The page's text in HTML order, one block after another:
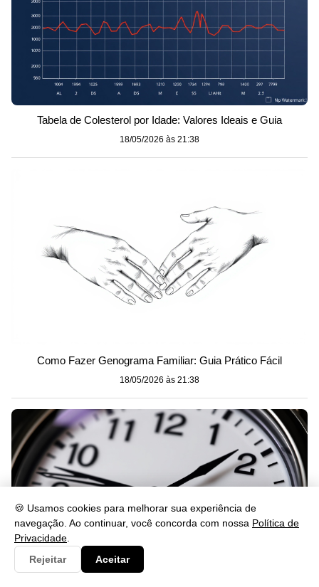
🍪 Usamos cookies para melhorar sua experiência de
navegação. Ao continuar, você concorda com nossa Política de
Privacidade
Rejeitar
Aceitar
Tabela de Colesterol por Idade: Valores Ideais e Guia
18/05/2026 às 21:38
Como Fazer Genograma Familiar: Guia Prático Fácil
18/05/2026 às 21:38